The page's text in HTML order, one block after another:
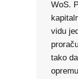
WoS.
vidu
tako